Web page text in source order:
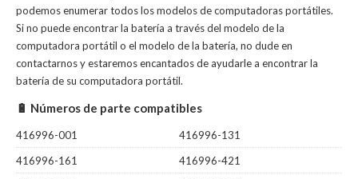
podemos enumerar todos los modelos de computadoras portátiles.
Si no puede encontrar la batería a través del modelo de la
computadora portátil o el modelo de la batería, no dude en
contactarnos y estaremos encantados de ayudarle a encontrar la
batería de su computadora portátil.
🔋 Números de parte compatibles
416996-001
416996-131
416996-161
416996-421